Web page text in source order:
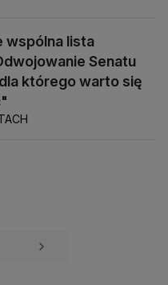
wspólna lista
Senatu
którego warto się